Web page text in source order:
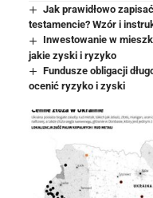
Jak prawidłowo
testamencie? Wzór i
Inwestowanie w
jakie zyski i ryzyko
Fundusze obligacji
ocenić ryzyko i zyski